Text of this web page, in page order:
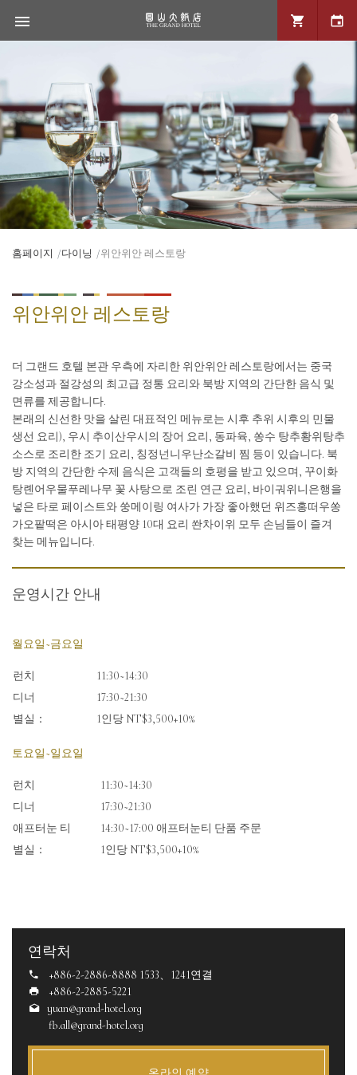
홈페이지 다이닝 위안위안 레스토랑
위안위안 레스토랑
더 그랜드 호텔 본관 우측에 자리한 위안위안 레스토랑에서는 중국
강소성과 절강성의 최고급 정통 요리와 북방 지역의 간단한 음식 및
면류를 제공합니다.
본래의 신선한 맛을 살린 대표적인 메뉴로는 시후 추위 시후의 민물
생선 요리), 우시 추이산우시의 장어 요리, 동파육, 쏭수 탕추황위탕추
소스로 조리한 조기 요리, 칭정넌니우난소갈비 찜 등이 있습니다. 북
방 지역의 간단한 수제 음식은 고객들의 호평을 받고 있으며, 꾸이화
탕롄어우물푸레나무 꽃 사탕으로 조린 연근 요리, 바이궈위니은행을
넣은 타로 페이스트와 쑹메이링 여사가 가장 좋아했던 위즈홍떠우쏭
가오팥떡은 아시아 태평양 10대 요리 쏸차이위 모두 손님들이 즐겨
찾는 메뉴입니다.
운영시간 안내
월요일~금요일
런치
11:30~14:30
디너
17:30~21:30
별실：
1인당 NT$3,500+10%
토요일~일요일
런치
11:30~14:30
디너
17:30~21:30
애프터눈 티
14:30~17:00 애프터눈티 단품 주문
별실：
1인당 NT$3,500+10%
연락처
+886-2-2886-8888 1533、1241연결
+886-2-2885-5221
yuan@grand-hotel.org
fb.all@grand-hotel.org